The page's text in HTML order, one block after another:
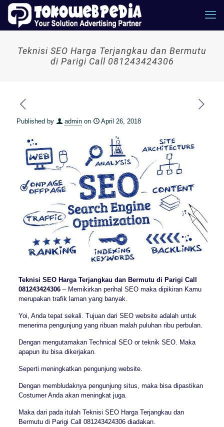
Teknisi SEO Harga Terjangkau dan Bermutu
di Parigi Call 081243424306
Published by admin on April 26, 2018
Teknisi SEO Harga Terjangkau dan Bermutu di Parigi Call
081243424306– Memikirkan perihal SEO maka dipikiran Kamu
merupakan trafik laman yang banyak.
Yoi, Anda tepat sekali. Tujuan dari SEO website adalah untuk
menerima pengunjung yang ribuan malah puluhan ribu perbulan.
Dengan mengutamakan Technical SEO or teknik SEO. Maka
apapun itu bisa dikerjakan.
Seperti meningkatkan pengunjung website.
Dengan membludaknya pengunjung situs, maka bisa dipastikan
Costumer Anda akan meningkat juga.
Maka dari pada itulah Teknisi SEO Harga Terjangkau dan
Bermutu di Parigi Call 081243424306 diadakan.